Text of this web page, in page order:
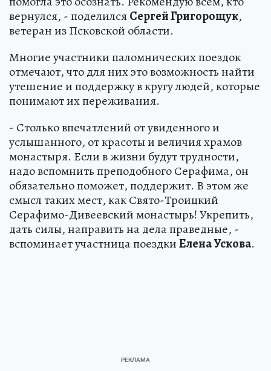
вернулся, - поделилсяСергей Григорощук,
ветеран из Псковской области.
Многие участники паломнических поездок
отмечают, что для них это возможность найти
утешение и поддержку в кругу людей, которые
понимают их переживания.
- Столько впечатлений от увиденного и
услышанного, от красоты и величия храмов
монастыря. Если в жизни будут трудности,
надо вспомнить преподобного Серафима, он
обязательно поможет, поддержит. В этом же
смысл таких мест, как Свято-Троицкий
Серафимо-Дивеевский монастырь! Укрепить,
дать силы, направить на дела праведные, -
вспоминает участница поездкиЕлена Ускова.